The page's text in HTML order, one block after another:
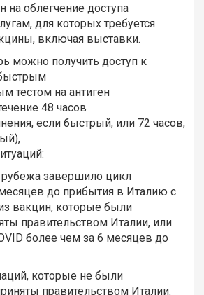
на облегчение доступа
для которых требуется
включая выставки.
можно получить доступ к
тестом на антиген
48 часов
если быстрый, или 72 часов,
рубежа завершило цикл
до прибытия в Италию с
вакцин, которые были
правительством Италии, или
более чем за 6 месяцев до
которые не были
правительством Италии.